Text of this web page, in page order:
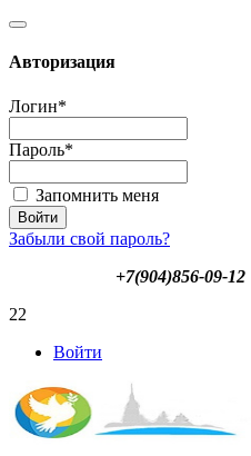
Авторизация
Логин*
Пароль*
Запомнить меня
Забыли свой пароль?
+7(904)856-09-12
22
Войти